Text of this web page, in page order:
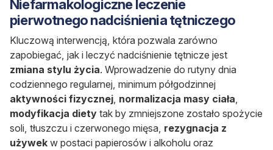
Niefarmakologiczne leczenie
pierwotnego nadciśnienia tętniczego
Kluczową interwencją, która pozwala zarówno
zapobiegać, jak i leczyć nadciśnienie tętnicze jest
zmiana stylu życia. Wprowadzenie do rutyny dnia
codziennego regularnej, minimum półgodzinnej
aktywności fizycznej normalizacja masy ciała
modyfikacja diety tak by zmniejszone zostało spożycie
soli, tłuszczu i czerwonego mięsa, rezygnacja z
używek w postaci papierosów i alkoholu oraz